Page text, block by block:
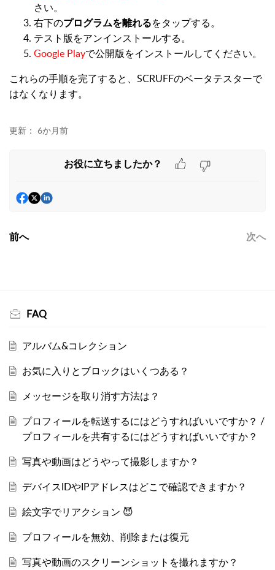
さい。
右下のプログラムを離れるをタップする。
テスト版をアンインストールする。
Google Playで公開版をインストールしてください。
これらの手順を完了すると、SCRUFFのベータテスターで
はなくなります。
更新： 6か月前
お役に立ちましたか？
前へ 次へ
FAQ
アルバム&コレクション
お気に入りとブロックはいくつある？
メッセージを取り消す方法は？
プロフィールを転送するにはどうすればいいですか？ /
プロフィールを共有するにはどうすればいいですか？
写真や動画はどうやって撮影しますか？
デバイスIDやIPアドレスはどこで確認できますか？
絵文字でリアクション 😈
プロフィールを無効、削除または復元
写真や動画のスクリーンショットを撮れますか？